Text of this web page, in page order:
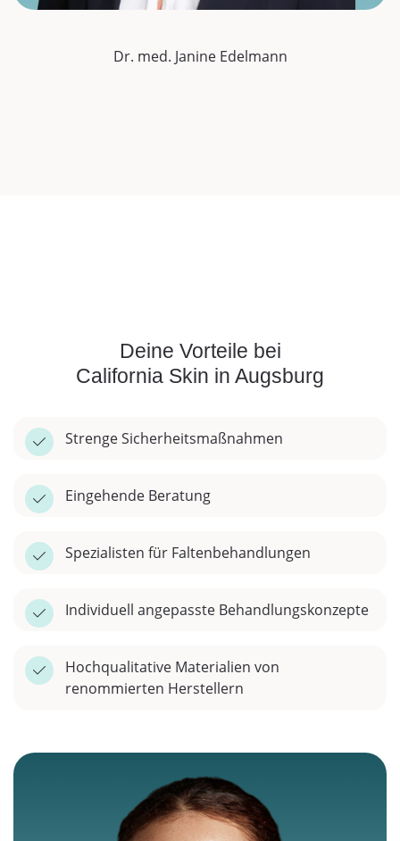
Dr. med. Janine Edelmann
Deine Vorteile bei
California Skin in Augsburg
Strenge Sicherheitsmaßnahmen
Eingehende Beratung
Spezialisten für Faltenbehandlungen
Individuell angepasste Behandlungskonzepte
Hochqualitative Materialien von
renommierten Herstellern